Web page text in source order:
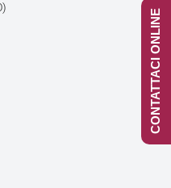
CONTATTACI ONLINE